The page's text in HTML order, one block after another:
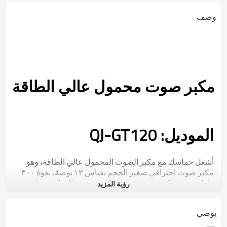
وصف
مكبر صوت محمول عالي الطاقة
الموديل: QJ-GT120
أشعل حماسك مع مكبر الصوت المحمول عالي الطاقة، وهو
مكبر صوت احترافي صغير الحجم بقياس ١٢ بوصة، بقوة ٣٠٠
واط، مزود بمكبر صوت جهير ومكبر صوت عالي التردد، لصوت
الغيتار، ومعالج إشارة رقمية مزدوج، ومخرج سماعة أذن،
رؤية المزيد
يوصي